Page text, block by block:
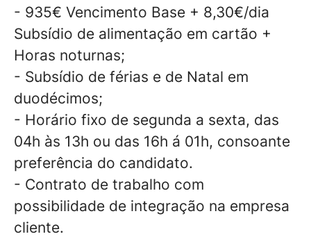
- 935€ Vencimento Base + 8,30€/dia
Subsídio de alimentação em cartão +
Horas noturnas;
- Subsídio de férias e de Natal em
duodécimos;
- Horário fixo de segunda a sexta, das
04h às 13h ou das 16h á 01h, consoante
preferência do candidato.
- Contrato de trabalho com
possibilidade de integração na empresa
cliente.